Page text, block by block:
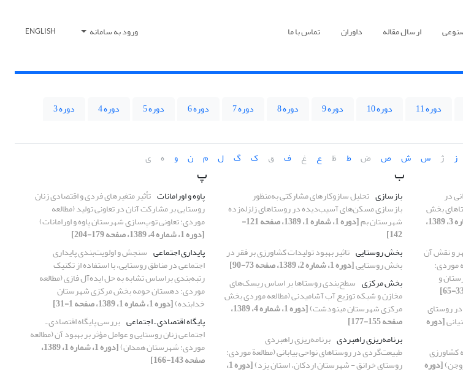
ارسال مقاله داوران تماس با ما ورود به سامانه ENGLISH
دوره 11 دوره 10 دوره 9 دوره 8 دوره 7 دوره 6 دوره 5 دوره 4
دوره 3
ز ژ س ش ص ض ط ظ ع غ ف ق ک گ ل م ن و ه ی
در
بخش
[دوره 1، شماره 3، 1389،
و نقش آن
موردی:
و
روستای
[دوره
کشاورزی
[دوره
ب
بازسازی تحلیل سازوکارهای مشارکتی به‌منظور
بازسازی مسکن‌های آسیب‌دیده در روستاهای زلزله‌زده
شهرستان بم [دوره 1، شماره 1، 1389، صفحه 121-
142]
بخش روستایی تاثیر بهبود تولیدات کشاورزی بر فقر در
بخش روستایی[دوره 1، شماره 2، 1389، صفحه 73-90]
بخش مرکزی سطح‌بندی روستاها بر اساس ریسک‌های
مخازن و شبکه توزیع آب آشامیدنی (مطالعه موردی بخش
مرکزی شهرستان مینودشت) [دوره 1، شماره 4، 1389،
صفحه 155-177]
برنامه‌ریزی راهبردی برنامه‌ریزی راهبردی
طبیعت‌گردی در روستاهای نواحی بیابانی (مطالعة موردی:
روستای خرانق - شهرستان اردکان، استان یزد) [دوره 1،
پ
پاوه و اورامانات تأثیر متغیرهای فردی و اقتصادی زنان
روستایی بر مشارکت آنان در تعاونی تولید (مطالعه
موردی: تعاونی توپ‌سازی شهرستان پاوه و اورامانات)
[دوره 1، شماره 4، 1389، صفحه 179-204]
پایداری اجتماعی سنجش و اولویت‌بندی پایداری
اجتماعی در مناطق روستایی، با استفاده از تکنیک
رتبه‌بندی براساس تشابه به حل ایده‌آل فازی (مطالعه
موردی: دهستان حومه بخش مرکزی شهرستان
خدابنده)[دوره 1، شماره 1، 1389، صفحه 1-31]
پایگاه اقتصادی ـ اجتماعی بررسی پایگاه اقتصادی ـ
اجتماعی زنان روستایی و عوامل مؤثر بر بهبود آن (مطالعه
موردی: شهرستان همدان) [دوره 1، شماره 1، 1389،
صفحه 143-166]